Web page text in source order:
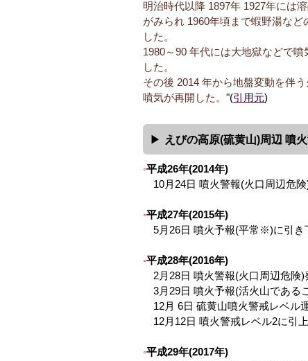
明治時代以降 1897年 1927年には
がみられ 1960年頃まで蝦野湯な
した。
1980～90 年代には大地獄などで
した。
その後 2014 年から地盤変動を伴
噴気が再開した。"(引用元)
えびの高原(硫黄山)周辺 噴
平成26年(2014年)
10月24日 噴火警報(火口周辺危
平成27年(2015年)
5月26日 噴火予報(平常※)に引き
平成28年(2016年)
2月28日 噴火警報(火口周辺危険
3月29日 噴火予報(活火山である
12月 6日 硫黄山噴火警戒レベル
12月12日 噴火警戒レベル2に引
平成29年(2017年)